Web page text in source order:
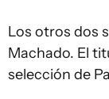
Los otros dos
Machado. El
selección de